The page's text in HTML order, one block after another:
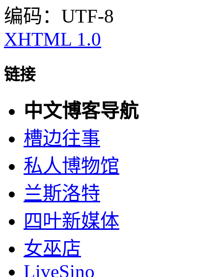
编码：UTF-8
XHTML 1.0
链接
中文博客导航
槽边往事
私人博物馆
兰斯洛特
四叶新媒体
女巫店
LiveSino